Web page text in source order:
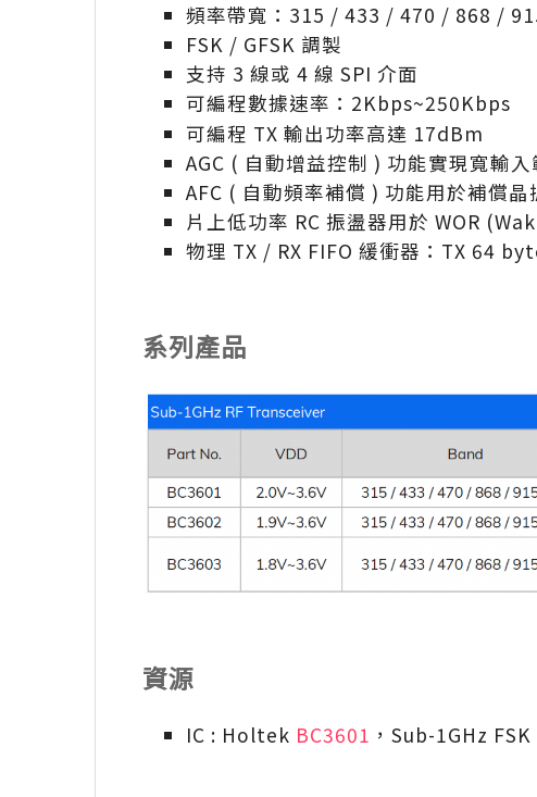
頻率帶寬：315 / 433 / 470 / 868 /
FSK / GFSK 調製
支持 3 線或 4 線 SPI 介面
可編程數據速率：2Kbps~250Kbps
可編程 TX 輸出功率高達 17dBm
AGC ( 自動增益控制 ) 功能實現寬輸
AFC ( 自動頻率補償 ) 功能用於補償
片上低功率 RC 振盪器用於 WOR
物理 TX / RX FIFO 緩衝器：TX 64
系列產品
資源
IC : Holtek BC3601 ，Sub-1GHz